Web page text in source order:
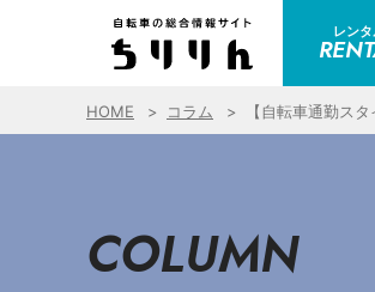
レンタ
HOME コラム 【自転車通勤ス
COLUMN